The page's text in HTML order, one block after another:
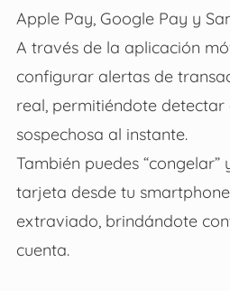
Apple Pay, Google Pay y
A través de la aplicación
configurar alertas de
real, permitiéndote
sospechosa al instante.
También puedes “congelar”
tarjeta desde tu
extraviado, brindándote
cuenta.